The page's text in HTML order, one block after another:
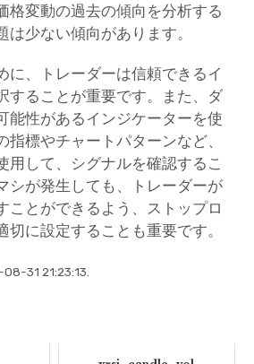
格変動の過去の傾向を分析する
は少ない傾向があります。
に、トレーダーは信頼できるイ
することが重要です。また、ダ
能性があるインジケーターを使
指標やチャートパターンなど、
用して、シグナルを確認するこ
シが発生しても、トレーダーが
ことができるよう、ストップロ
切に設定することも重要です。
31 21:23:13.